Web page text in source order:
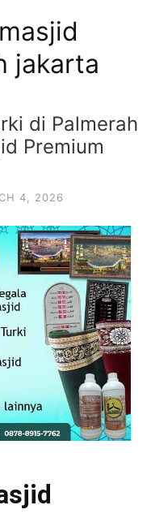
jakarta
di Palmerah
Premium
4, 2026